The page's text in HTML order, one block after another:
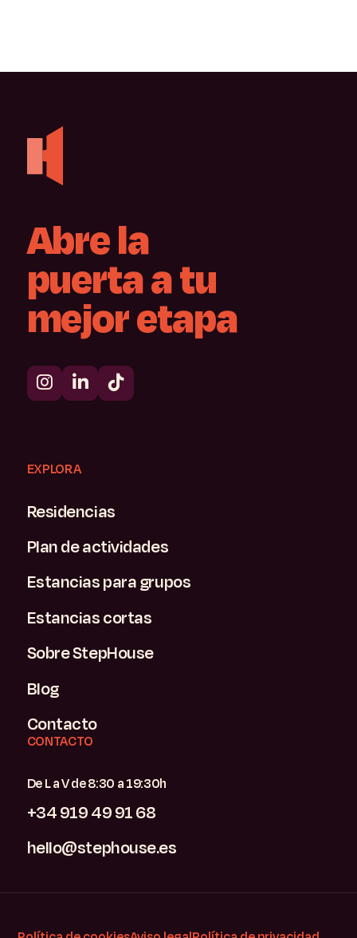
Abrela
puertaatu
mejoretapa
EXPLORA
Residencias
Plan de actividades
Estancias para grupos
Estancias cortas
Sobre StepHouse
Blog
Contacto
CONTACTO
De L a V de 8:30 a 19:30h
+34 919 49 91 68
hello@stephouse.es